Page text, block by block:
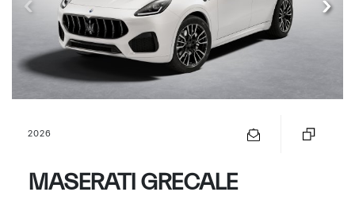
MASERATI GRECALE
2026